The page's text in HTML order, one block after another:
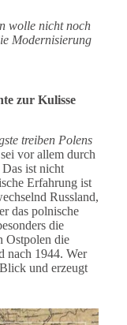
wolle nicht noch
Modernisierung
zur Kulisse
treiben Polens
vor allem durch
Das ist nicht
Erfahrung ist
Russland,
das polnische
die
Ostpolen die
nach 1944. Wer
und erzeugt